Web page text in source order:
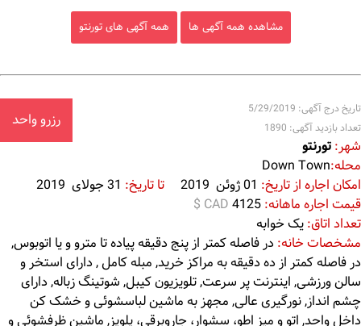
مشاهده همه آگهی ها همه آگهی های تورنتو
رزرو واحد
تاریخ درج آگهی: 5/29/2019
تعداد بازدید آگهی: 1890
شهر:تورنتو
محله:Down Town
امکان اجاره از تاریخ: 01 ژوئن 2019 تا تاریخ: 31 جولای 2019
قیمت اجاره ماهانه:
$ CAD
تعداد اتاق:یک خوابه
مشخصات خانه:در فاصله کمتر از پنج دقیقه پیاده تا مترو و یا اتوبوس,
در فاصله کمتر از ده دقیقه به مراکز خرید, مبله کامل , دارای استخر و
سالن ورزشی, اینترنت پر سرعت, تلویزیون کیبل, شوتینگ زباله, دارای
چشم انداز, نورگیری عالی, مجهز به ماشین لباسشوئی و خشک کن
داخل واحد, اتو و میز اطو، سشوار، جاروبرقی، پلوپز, ماشین ظرفشوئی و